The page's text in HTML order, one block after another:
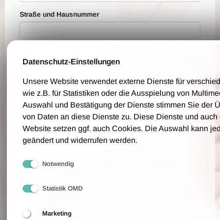
Straße und Hausnummer
Ort
Rückfragen erreichen können.
Bestellwünsche
Anzahl der Tickets
Datenschutz-Einstellungen
Unsere Website verwendet externe Dienste für
wie z.B. für Statistiken oder die Ausspielung von
Auswahl und Bestätigung der Dienste stimmen Sie der
von Daten an diese Dienste zu. Diese Dienste und auch
Website setzen ggf. auch Cookies. Die Auswahl kann
geändert und widerrufen werden.
Notwendig
Statistik OMD
Marketing